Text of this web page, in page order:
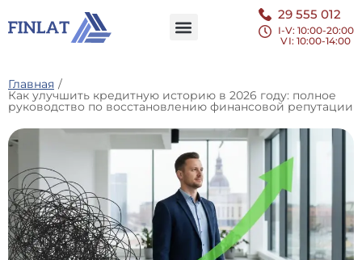
29 555 012
I-V: 10:00-20:00
VI: 10:00-14:00
Главная /
Как улучшить кредитную историю в 2026 году: полное
руководство по восстановлению финансовой репутации